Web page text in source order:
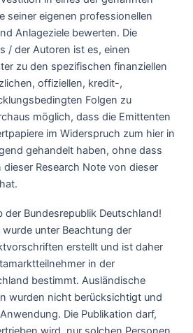
seiner eigenen professionellen
Anlageziele bewerten. Die
/ der Autoren ist es, einen
zu den spezifischen finanziellen
offiziellen, kredit-,
Folgen zu
möglich, dass die Emittenten
im Widerspruch zum hier in
gehandelt haben, ohne dass
Research Note von dieser
der Bundesrepublik Deutschland!
unter Beachtung der
erstellt und ist daher
in der
bestimmt. Ausländische
wurden nicht berücksichtigt und
Die Publikation darf,